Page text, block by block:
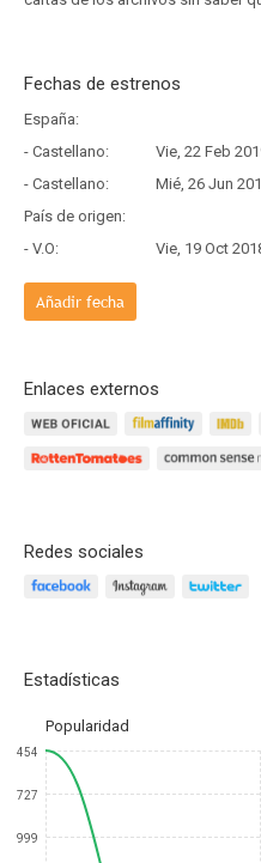
Fechas de estrenos
España:
- Castellano:
Vie, 22 Feb 2019 (Hace 7
- Castellano:
Mié, 26 Jun 2019 (Hace
País de origen:
- V.O:
Vie, 19 Oct 2018 (Hace 7
Añadir fecha
Enlaces externos
Redes sociales
Estadísticas
Popularidad
454
727
999